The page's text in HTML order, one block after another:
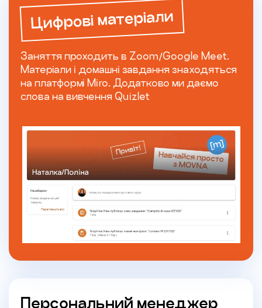
Цифрові матеріали
Заняття проходить в Zoom/Google Meet.
Матеріали і домашні завдання знаходяться
на платформі Miro. Додатково ми даємо
слова на вивчення Quizlet
Персональний менеджер